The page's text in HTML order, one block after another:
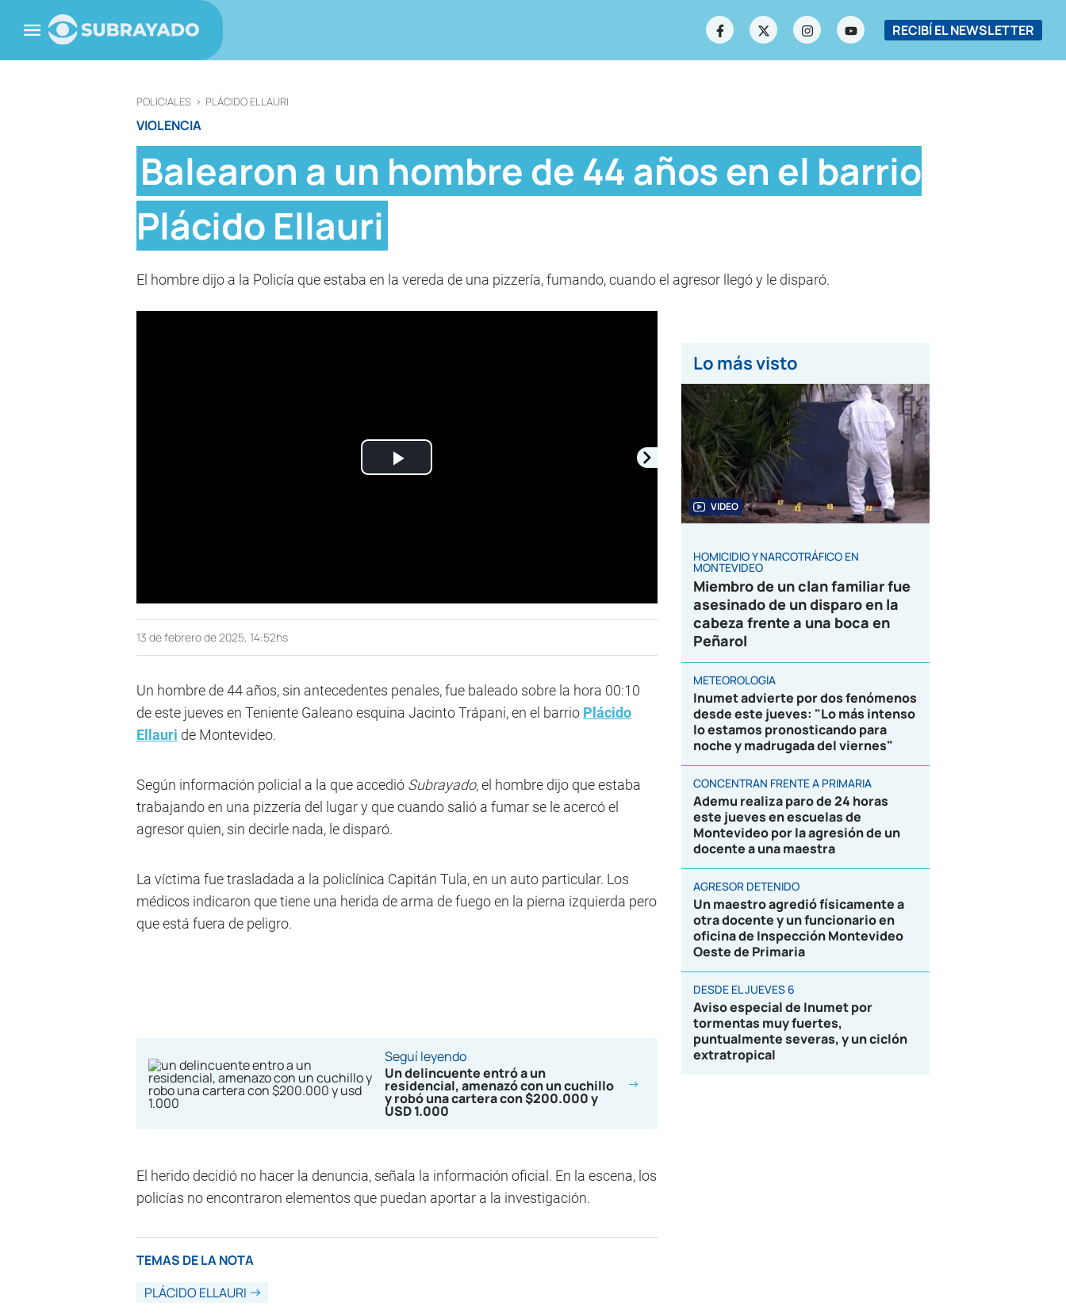
RECIBÍ EL NEWSLETTER
POLICIALES > PLÁCIDO ELLAURI
VIOLENCIA
Balearon a un hombre de 44 años en el barrio
Plácido Ellauri
El hombre dijo a la Policía que estaba en la vereda de una pizzería, fumando, cuando el agresor llegó y le disparó.
Play
13 de febrero de 2025, 14:52hs
Un hombre de 44 años, sin antecedentes penales, fue baleado sobre la hora 00:10
de este jueves en Teniente Galeano esquina Jacinto Trápani, en el barrio Plácido
Ellauri de Montevideo.
Según información policial a la que accedió Subrayado, el hombre dijo que estaba
trabajando en una pizzería del lugar y que cuando salió a fumar se le acercó el
agresor quien, sin decirle nada, le disparó.
La víctima fue trasladada a la policlínica Capitán Tula, en un auto particular. Los
médicos indicaron que tiene una herida de arma de fuego en la pierna izquierda pero
que está fuera de peligro.
Seguí leyendo
Un delincuente entró a un
residencial, amenazó con un cuchillo
y robó una cartera con $200.000 y
USD 1.000
El herido decidió no hacer la denuncia, señala la información oficial. En la escena, los
policías no encontraron elementos que puedan aportar a la investigación.
TEMAS DE LA NOTA
PLÁCIDO ELLAURI
Lo más visto
VIDEO
HOMICIDIO Y NARCOTRÁFICO EN
MONTEVIDEO
Miembro de un clan familiar fue
asesinado de un disparo en la
cabeza frente a una boca en
Peñarol
METEOROLOGÍA
Inumet advierte por dos fenómenos
desde este jueves: "Lo más intenso
lo estamos pronosticando para
noche y madrugada del viernes"
CONCENTRAN FRENTE A PRIMARIA
Ademu realiza paro de 24 horas
este jueves en escuelas de
Montevideo por la agresión de un
docente a una maestra
AGRESOR DETENIDO
Un maestro agredió físicamente a
otra docente y un funcionario en
oficina de Inspección Montevideo
Oeste de Primaria
DESDE EL JUEVES 6
Aviso especial de Inumet por
tormentas muy fuertes,
puntualmente severas, y un ciclón
extratropical